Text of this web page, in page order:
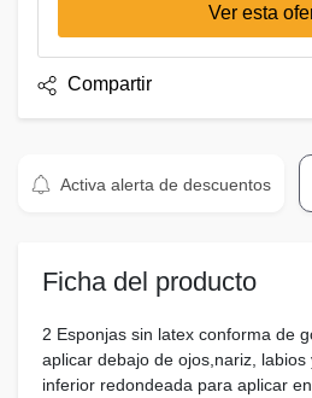
Ver esta
Compartir
Activa alerta de descuentos
Ficha del producto
2 Esponjas sin latex conforma de
aplicar debajo de ojos,nariz,
inferior redondeada para aplicar